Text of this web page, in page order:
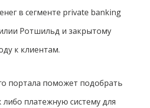
в сегменте private banking
Ротшильд и закрытому
к клиентам.
портала поможет подобрать
платежную систему для